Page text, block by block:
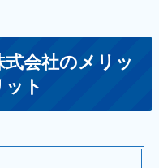
会社のメリッ
ト